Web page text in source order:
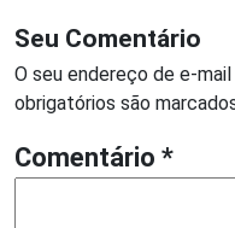
Seu Comentário
O seu endereço de e-
obrigatórios são
Comentário *